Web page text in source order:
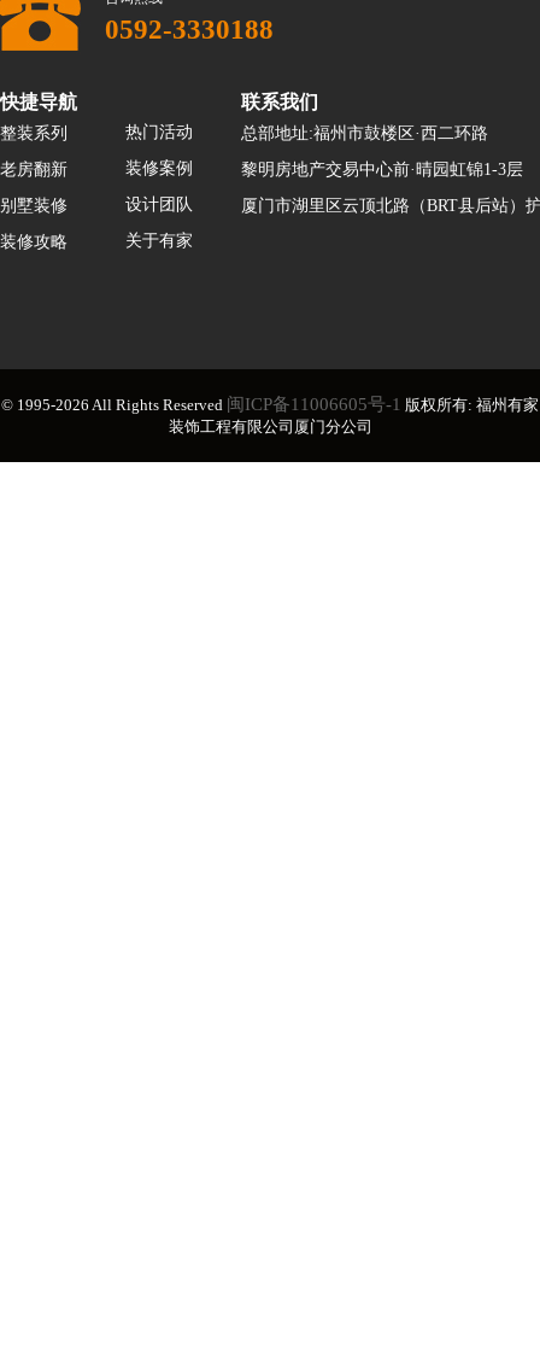
0592-3330188
快捷导航
整装系列
老房翻新
别墅装修
装修攻略
热门活动
装修案例
设计团队
关于有家
联系我们
总部地址:福州市鼓楼区·西二环路
黎明房地产交易中心前·晴园虹锦1-3层
厦门市湖里区云顶北路（BRT县后站）
© 1995-2026 All Rights Reserved 闽ICP备11006605号-1 版权所有: 福州有家
装饰工程有限公司厦门分公司